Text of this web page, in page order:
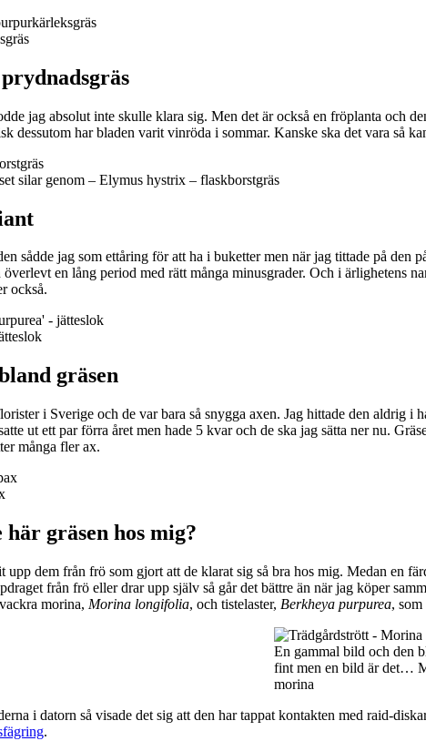
jag absolut inte skulle klara sig. Men det är också en fröplanta och
dessutom har bladen varit vinröda i sommar. Kanske ska det vara så
silar genom – Elymus hystrix – flaskborstgräs
sådde jag som ettåring för att ha i buketter men när jag tittade på
överlevt en lång period med rätt många minusgrader. Och i
också.
gräsen
i Sverige och de var bara så snygga axen. Jag hittade den
ut ett par förra året men hade 5 kvar och de ska jag sätta ner nu.
många fler ax.
gräsen hos mig?
upp dem från frö som gjort att de klarat sig så bra hos mig. Medan en
från frö eller drar upp själv så går det bättre än när jag köper
morina, Morina longifolia, och tistelaster, Berkheya purpurea,
En gammal bild och den
fint men en bild är det…
morina
i datorn så visade det sig att den har tappat kontakten med raid-
.